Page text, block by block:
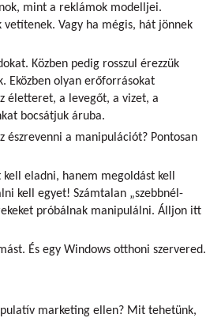
mint a reklámok modelljei.
Vagy ha mégis, hát jönnek
Közben pedig rosszul érezzük
Eközben olyan erőforrásokat
életteret, a levegőt, a vizet, a
bocsátjuk áruba.
a manipulációt? Pontosan
eladni, hanem megoldást kell
kell egyet! Számtalan „szebbnél-
próbálnak manipulálni. Álljon itt
És egy Windows otthoni szervered.
marketing ellen? Mit tehetünk,